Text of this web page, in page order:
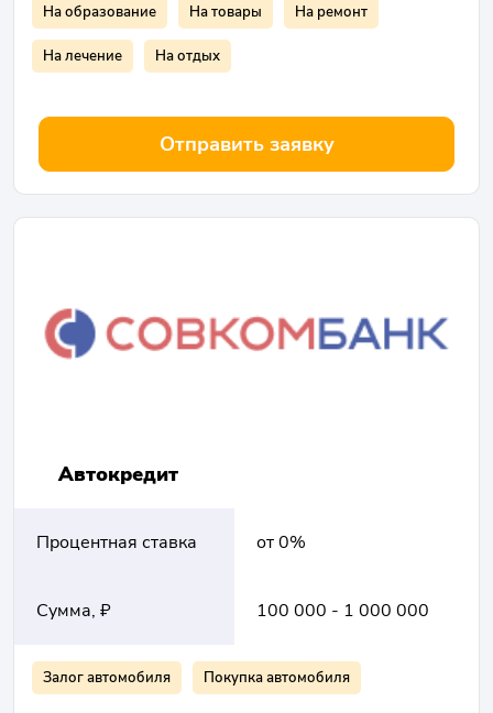
На образование На товары На ремонт
На лечение На отдых
Отправить заявку
Автокредит
Процентная ставка от 0%
Сумма, ₽ 100 000 - 1 000 000
Залог автомобиля Покупка автомобиля